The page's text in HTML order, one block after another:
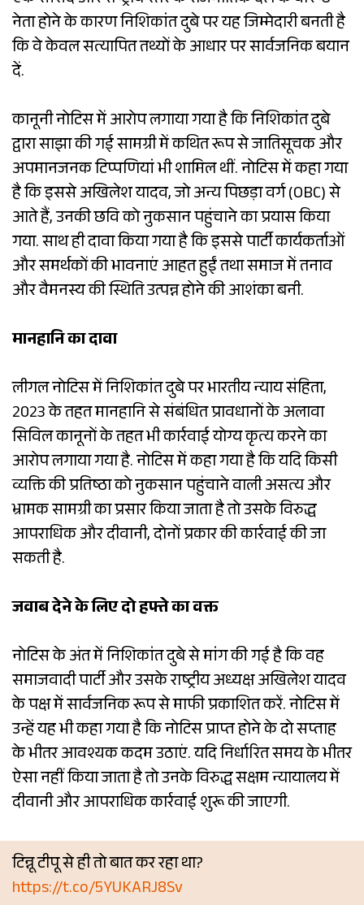
नेता होने के कारण निशिकांत दुबे पर यह जिम्मेदारी बनती है
कि वे केवल सत्यापित तथ्यों के आधार पर सार्वजनिक बयान
दें.
कानूनी नोटिस में आरोप लगाया गया है कि निशिकांत दुबे
द्वारा साझा की गई सामग्री में कथित रूप से जातिसूचक और
अपमानजनक टिप्पणियां भी शामिल थीं. नोटिस में कहा गया
है कि इससे अखिलेश यादव, जो अन्य पिछड़ा वर्ग (OBC) से
आते हैं, उनकी छवि को नुकसान पहुंचाने का प्रयास किया
गया. साथ ही दावा किया गया है कि इससे पार्टी कार्यकर्ताओं
और समर्थकों की भावनाएं आहत हुईं तथा समाज में तनाव
और वैमनस्य की स्थिति उत्पन्न होने की आशंका बनी.
मानहानि का दावा
लीगल नोटिस में निशिकांत दुबे पर भारतीय न्याय संहिता,
2023 के तहत मानहानि से संबंधित प्रावधानों के अलावा
सिविल कानूनों के तहत भी कार्रवाई योग्य कृत्य करने का
आरोप लगाया गया है. नोटिस में कहा गया है कि यदि किसी
व्यक्ति की प्रतिष्ठा को नुकसान पहुंचाने वाली असत्य और
भ्रामक सामग्री का प्रसार किया जाता है तो उसके विरुद्ध
आपराधिक और दीवानी, दोनों प्रकार की कार्रवाई की जा
सकती है.
जवाब देने के लिए दो हफ्ते का वक्त
नोटिस के अंत में निशिकांत दुबे से मांग की गई है कि वह
समाजवादी पार्टी और उसके राष्ट्रीय अध्यक्ष अखिलेश यादव
के पक्ष में सार्वजनिक रूप से माफी प्रकाशित करें. नोटिस में
उन्हें यह भी कहा गया है कि नोटिस प्राप्त होने के दो सप्ताह
के भीतर आवश्यक कदम उठाएं. यदि निर्धारित समय के भीतर
ऐसा नहीं किया जाता है तो उनके विरुद्ध सक्षम न्यायालय में
दीवानी और आपराधिक कार्रवाई शुरू की जाएगी.
टिन्नू टीपू से ही तो बात कर रहा था?
https://t.co/5YUKARJ8Sv